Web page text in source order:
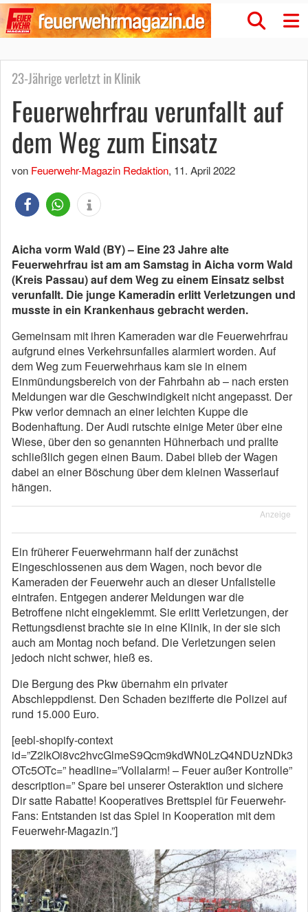
23-Jährige verletzt in Klinik
Feuerwehrfrau verunfallt auf
dem Weg zum Einsatz
von Feuerwehr-Magazin Redaktion, 11. April 2022
Aicha vorm Wald (BY) – Eine 23 Jahre alte
Feuerwehrfrau ist am am Samstag in Aicha vorm Wald
(Kreis Passau) auf dem Weg zu einem Einsatz selbst
verunfallt. Die junge Kameradin erlitt Verletzungen und
musste in ein Krankenhaus gebracht werden.
Gemeinsam mit ihren Kameraden war die Feuerwehrfrau
aufgrund eines Verkehrsunfalles alarmiert worden. Auf
dem Weg zum Feuerwehrhaus kam sie in einem
Einmündungsbereich von der Fahrbahn ab – nach ersten
Meldungen war die Geschwindigkeit nicht angepasst. Der
Pkw verlor demnach an einer leichten Kuppe die
Bodenhaftung. Der Audi rutschte einige Meter über eine
Wiese, über den so genannten Hühnerbach und prallte
schließlich gegen einen Baum. Dabei blieb der Wagen
dabei an einer Böschung über dem kleinen Wasserlauf
hängen.
Anzeige
Ein früherer Feuerwehrmann half der zunächst
Eingeschlossenen aus dem Wagen, noch bevor die
Kameraden der Feuerwehr auch an dieser Unfallstelle
eintrafen. Entgegen anderer Meldungen war die
Betroffene nicht eingeklemmt. Sie erlitt Verletzungen, der
Rettungsdienst brachte sie in eine Klinik, in der sie sich
auch am Montag noch befand. Die Verletzungen seien
jedoch nicht schwer, hieß es.
Die Bergung des Pkw übernahm ein privater
Abschleppdienst. Den Schaden bezifferte die Polizei auf
rund 15.000 Euro.
[eebl-shopify-context
id=”Z2lkOi8vc2hvcGlmeS9Qcm9kdWN0LzQ4NDUzNDk3
OTc5OTc=” headline=”Vollalarm! – Feuer außer Kontrolle”
description=” Spare bei unserer Osteraktion und sichere
Dir satte Rabatte! Kooperatives Brettspiel für Feuerwehr-
Fans: Entstanden ist das Spiel in Kooperation mit dem
Feuerwehr-Magazin.”]